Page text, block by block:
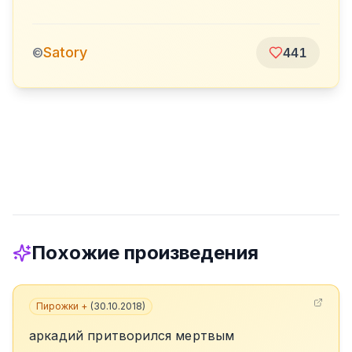
©Satory 441
Похожие произведения
Пирожки + (30.10.2018)
аркадий притворился мертвым